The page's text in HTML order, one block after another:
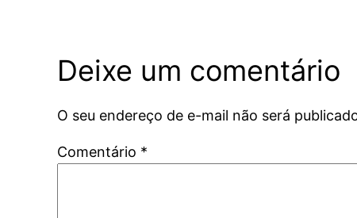
Deixe um comentário
O seu endereço de e-mail não será
Comentário *